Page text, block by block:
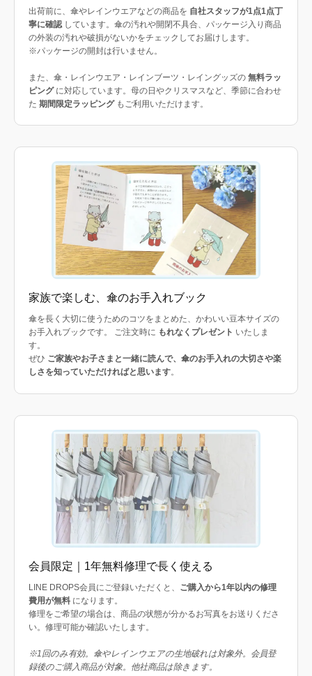
出荷前に、傘やレインウエアなどの商品を 自社スタッフが1点1点丁
寧に確認 しています。傘の汚れや開閉不具合、パッケージ入り商品
の外装の汚れや破損がないかをチェックしてお届けします。
※パッケージの開封は行いません。
また、傘・レインウエア・レインブーツ・レイングッズの 無料ラッ
ピングに対応しています。母の日やクリスマスなど、季節に合わせ
た 期間限定ラッピングもご利用いただけます。
家族で楽しむ、傘のお手入れブック
傘を長く大切に使うためのコツをまとめた、かわいい豆本サイズの
お手入れブックです。 ご注文時に もれなくプレゼント いたしま
す。
ぜひ ご家族やお子さまと一緒に読んで、傘のお手入れの大切さや楽
しさを知っていただければと思います。
会員限定｜1年無料修理で長く使える
LINE DROPS会員にご登録いただくと、 ご購入から1年以内の修理
費用が無料 になります。
修理をご希望の場合は、商品の状態が分かるお写真をお送りくださ
い。修理可能か確認いたします。
※1回のみ有効。傘やレインウエアの生地破れは対象外。会員登
録後のご購入商品が対象。他社商品は除きます。